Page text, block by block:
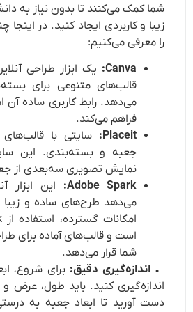
شما کمک می‌کنند تا بدون نیاز به
زیبا و کاربردی ایجاد کنید. در اینجا
را معرفی می‌کنیم:
Canva:
یک ابزار طراحی
قالب‌های متنوعی برای
می‌دهد. رابط کاربری ساده آن
فراهم می‌کند.
Placeit:
سایتی با
جعبه و بسته‌بندی. این
نمایش تصویری سه‌بعدی از
Adobe Spark:
این ابزار
می‌دهد طرح‌های ساده و زیبا
است و قالب‌های آماده برای
شما قرار می‌دهد.
اندازه‌گیری دقیق: برای شروع،
اندازه‌گیری کنید. باید طول، عرض
دست آورید تا ابعاد جعبه به